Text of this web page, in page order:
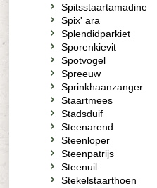
Spitsstaartamadine
Spix' ara
Splendidparkiet
Sporenkievit
Spotvogel
Spreeuw
Sprinkhaanzanger
Staartmees
Stadsduif
Steenarend
Steenloper
Steenpatrijs
Steenuil
Stekelstaarthoen